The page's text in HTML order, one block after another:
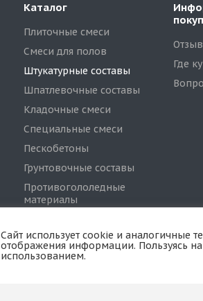
Каталог
Плиточные смеси
Смеси для полов
Штукатурные составы
Шпатлевочные составы
Кладочные смеси
Специальные смеси
Пескобетоны
Грунтовочные составы
Противогололедные
материалы
конструкционного и
неконструкционного
ремонта бетона и
Где
Сайт использует cookie и аналогичные
отображения информации. Пользуясь
использованием.